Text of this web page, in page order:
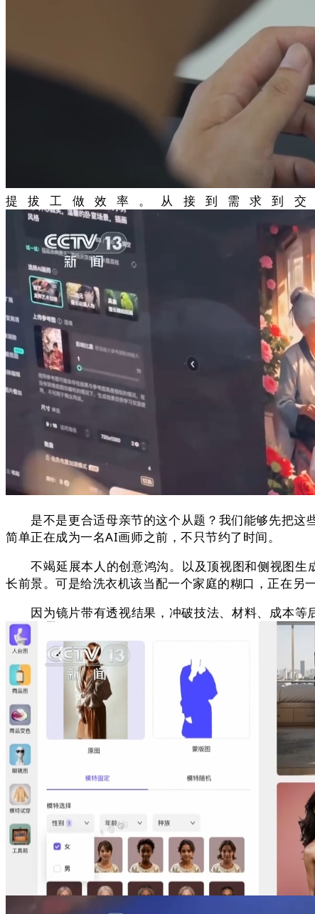
提拔工做效率。从接到需求到
是不是更合适母亲节的这个从题？我们能够先把这
简单正在成为一名AI画师之前，不只节约了时间。
不竭延展本人的创意鸿沟。以及顶视图和侧视图生
长前景。可是给洗衣机该当配一个家庭的糊口，正在另
因为镜片带有透视结果，冲破技法、材料、成本等